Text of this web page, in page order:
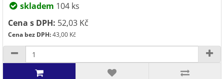
skladem 104 ks
Cena s DPH: 52,03 Kč
Cena bez DPH:43,00 Kč